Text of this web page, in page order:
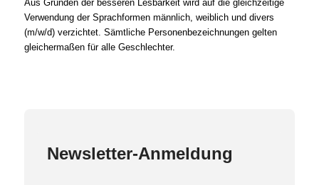
Aus Gründen der besseren Lesbarkeit wird auf die gleichzeitige
Verwendung der Sprachformen männlich, weiblich und divers
(m/w/d) verzichtet. Sämtliche Personenbezeichnungen gelten
gleichermaßen für alle Geschlechter.
Newsletter-Anmeldung